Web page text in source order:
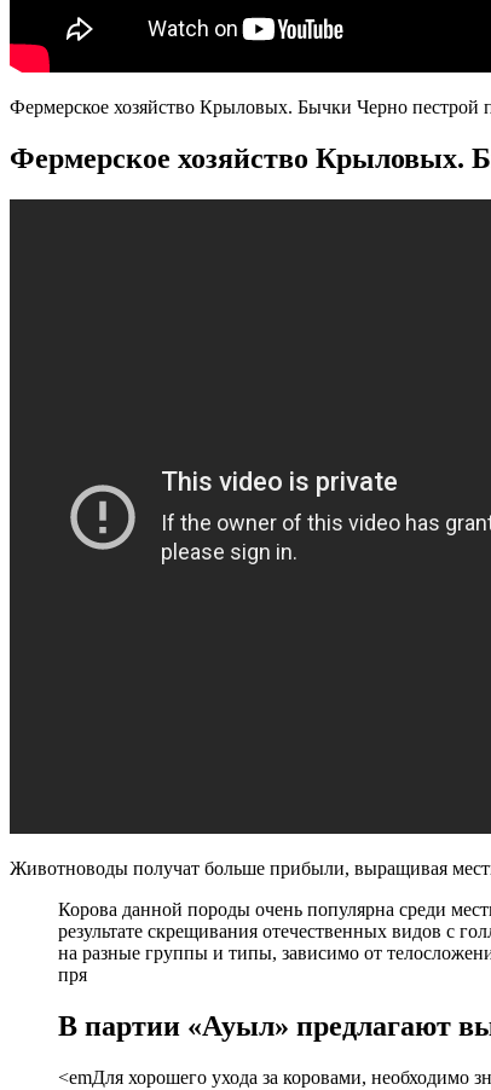
Фермерское хозяйство Крыловых. Бычки Черно пестрой
Фермерское хозяйство Крыловых.
Животноводы получат больше прибыли, выращивая
Корова данной породы очень популярна среди
результате скрещивания отечественных видов с
на разные группы и типы, зависимо от
пря
В партии «Ауыл» предлагают
<emДля хорошего ухода за коровами, необходимо